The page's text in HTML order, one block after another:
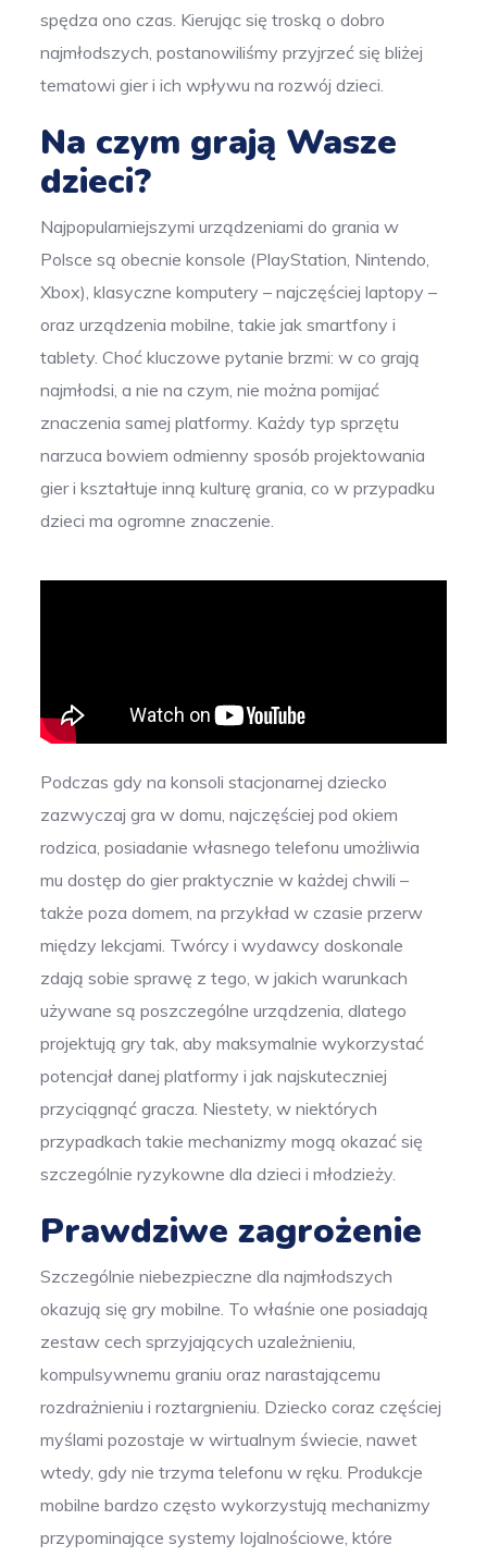
spędza ono czas. Kierując się troską o dobro
najmłodszych, postanowiliśmy przyjrzeć się bliżej
tematowi gier i ich wpływu na rozwój dzieci.
Na czym grają Wasze
dzieci?
Najpopularniejszymi urządzeniami do grania w
Polsce są obecnie konsole (PlayStation, Nintendo,
Xbox), klasyczne komputery – najczęściej laptopy –
oraz urządzenia mobilne, takie jak smartfony i
tablety. Choć kluczowe pytanie brzmi: w co grają
najmłodsi, a nie na czym, nie można pomijać
znaczenia samej platformy. Każdy typ sprzętu
narzuca bowiem odmienny sposób projektowania
gier i kształtuje inną kulturę grania, co w przypadku
dzieci ma ogromne znaczenie.
Podczas gdy na konsoli stacjonarnej dziecko
zazwyczaj gra w domu, najczęściej pod okiem
rodzica, posiadanie własnego telefonu umożliwia
mu dostęp do gier praktycznie w każdej chwili –
także poza domem, na przykład w czasie przerw
między lekcjami. Twórcy i wydawcy doskonale
zdają sobie sprawę z tego, w jakich warunkach
używane są poszczególne urządzenia, dlatego
projektują gry tak, aby maksymalnie wykorzystać
potencjał danej platformy i jak najskuteczniej
przyciągnąć gracza. Niestety, w niektórych
przypadkach takie mechanizmy mogą okazać się
szczególnie ryzykowne dla dzieci i młodzieży.
Prawdziwe zagrożenie
Szczególnie niebezpieczne dla najmłodszych
okazują się gry mobilne. To właśnie one posiadają
zestaw cech sprzyjających uzależnieniu,
kompulsywnemu graniu oraz narastającemu
rozdrażnieniu i roztargnieniu. Dziecko coraz częściej
myślami pozostaje w wirtualnym świecie, nawet
wtedy, gdy nie trzyma telefonu w ręku. Produkcje
mobilne bardzo często wykorzystują mechanizmy
przypominające systemy lojalnościowe, które